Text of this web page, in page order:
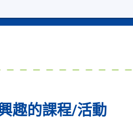
趣的課程/活動